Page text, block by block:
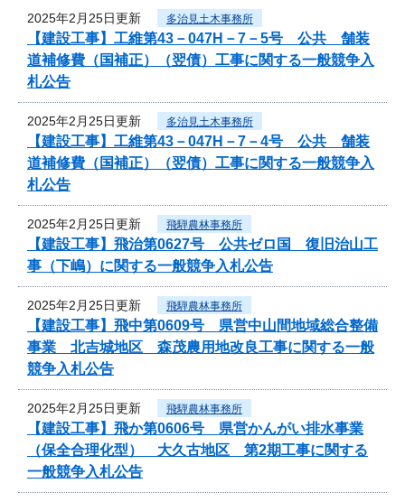
2025年2月25日更新 多治見土木事務所
【建設工事】工維第43－047H－7－5号 公共 舗装
道補修費（国補正）（翌債）工事に関する一般競争入
札公告
2025年2月25日更新 多治見土木事務所
【建設工事】工維第43－047H－7－4号 公共 舗装
道補修費（国補正）（翌債）工事に関する一般競争入
札公告
2025年2月25日更新 飛騨農林事務所
【建設工事】飛治第0627号 公共ゼロ国 復旧治山工
事（下嶋）に関する一般競争入札公告
2025年2月25日更新 飛騨農林事務所
【建設工事】飛中第0609号 県営中山間地域総合整備
事業 北吉城地区 森茂農用地改良工事に関する一般
競争入札公告
2025年2月25日更新 飛騨農林事務所
【建設工事】飛か第0606号 県営かんがい排水事業
（保全合理化型） 大久古地区 第2期工事に関する
一般競争入札公告